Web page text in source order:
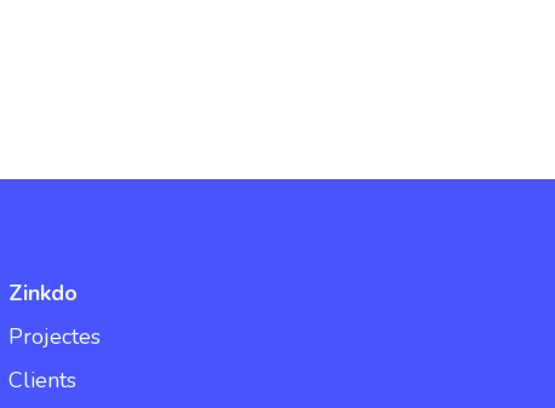
Zinkdo
Projectes
Clients